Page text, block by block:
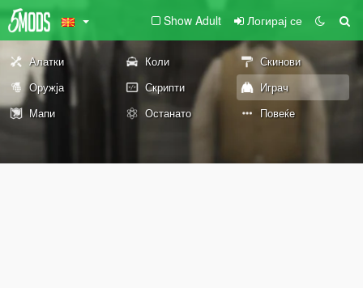
Show Adult Логирај се
Алатки Коли
Скинови
Оружја
Скрипти
Играч
Мапи
Останато Повеќе